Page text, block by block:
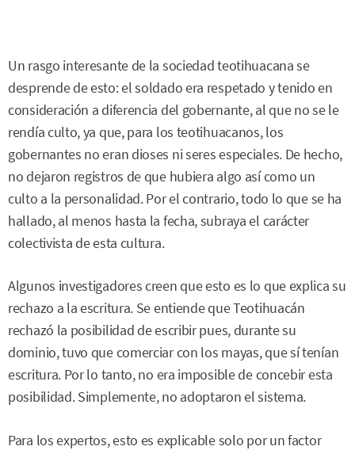
Un rasgo interesante de la sociedad teotihuacana se
desprende de esto: el soldado era respetado y tenido en
consideración a diferencia del gobernante, al que no se le
rendía culto, ya que, para los teotihuacanos, los
gobernantes no eran dioses ni seres especiales. De hecho,
no dejaron registros de que hubiera algo así como un
culto a la personalidad. Por el contrario, todo lo que se ha
hallado, al menos hasta la fecha, subraya el carácter
colectivista de esta cultura.
Algunos investigadores creen que esto es lo que explica su
rechazo a la escritura. Se entiende que Teotihuacán
rechazó la posibilidad de escribir pues, durante su
dominio, tuvo que comerciar con los mayas, que sí tenían
escritura. Por lo tanto, no era imposible de concebir esta
posibilidad. Simplemente, no adoptaron el sistema.
Para los expertos, esto es explicable solo por un factor